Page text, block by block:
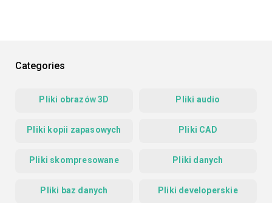
Categories
Pliki obrazów 3D Pliki audio
Pliki kopii zapasowych Pliki CAD
Pliki skompresowane Pliki danych
Pliki baz danych Pliki developerskie